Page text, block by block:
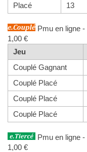
Placé
13
Pmu en ligne -
1,00 €
Jeu
Couplé Gagnant
Couplé Placé
Couplé Placé
Couplé Placé
Pmu en ligne
1,00 €